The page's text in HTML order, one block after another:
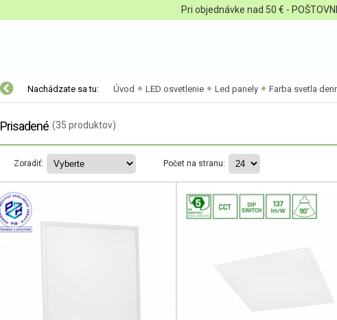
Pri objednávke nad 50 € -
Nachádzate sa tu: Úvod LED osvetlenie Led panely Farba svetla
Prisadené (35 produktov)
Zoradiť: Počet na stranu: